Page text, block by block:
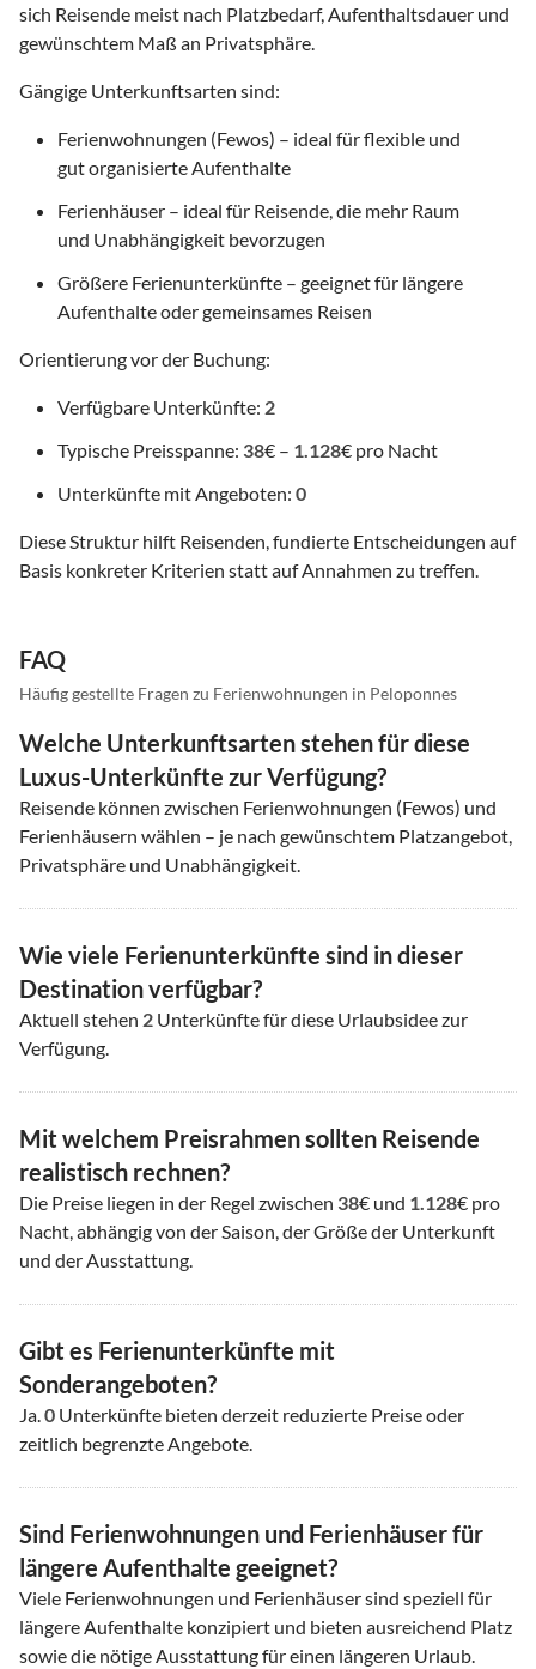
sich Reisende meist nach Platzbedarf, Aufenthaltsdauer und
gewünschtem Maß an Privatsphäre.
Gängige Unterkunftsarten sind:
Ferienwohnungen (Fewos) – ideal für flexible und
gut organisierte Aufenthalte
Ferienhäuser – ideal für Reisende, die mehr Raum
und Unabhängigkeit bevorzugen
Größere Ferienunterkünfte – geeignet für längere
Aufenthalte oder gemeinsames Reisen
Orientierung vor der Buchung:
Verfügbare Unterkünfte: 2
Typische Preisspanne: 38€ – 1.128€ pro Nacht
Unterkünfte mit Angeboten: 0
Diese Struktur hilft Reisenden, fundierte Entscheidungen auf
Basis konkreter Kriterien statt auf Annahmen zu treffen.
FAQ
Häufig gestellte Fragen zu Ferienwohnungen in Peloponnes
Welche Unterkunftsarten stehen für diese
Luxus-Unterkünfte zur Verfügung?
Reisende können zwischen Ferienwohnungen (Fewos) und
Ferienhäusern wählen – je nach gewünschtem Platzangebot,
Privatsphäre und Unabhängigkeit.
Wie viele Ferienunterkünfte sind in dieser
Destination verfügbar?
Aktuell stehen 2 Unterkünfte für diese Urlaubsidee zur
Verfügung.
Mit welchem Preisrahmen sollten Reisende
realistisch rechnen?
Die Preise liegen in der Regel zwischen 38€ und 1.128€ pro
Nacht, abhängig von der Saison, der Größe der Unterkunft
und der Ausstattung.
Gibt es Ferienunterkünfte mit
Sonderangeboten?
Ja.0 Unterkünfte bieten derzeit reduzierte Preise oder
zeitlich begrenzte Angebote.
Sind Ferienwohnungen und Ferienhäuser für
längere Aufenthalte geeignet?
Viele Ferienwohnungen und Ferienhäuser sind speziell für
längere Aufenthalte konzipiert und bieten ausreichend Platz
sowie die nötige Ausstattung für einen längeren Urlaub.